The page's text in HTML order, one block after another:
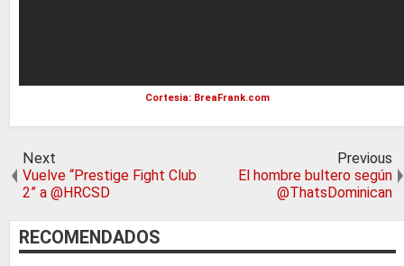
Cortesia: BreaFrank.com
Next
Vuelve “Prestige Fight Club
2” a @HRCSD
Previous
El hombre bultero según
@ThatsDominican
RECOMENDADOS